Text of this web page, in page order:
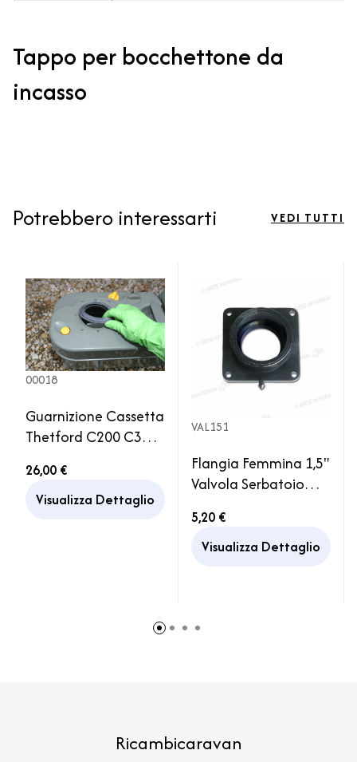
Tappo per bocchettone da
incasso
Potrebbero interessarti VEDI TUTTI
00018
Guarnizione Cassetta
Thetford C200 C300
Caravan Ricambio
Motorhome
26,00 €
Visualizza Dettaglio
VAL151
Flangia Femmina 1,5"
Valvola Serbatoio
5,20 €
Visualizza Dettaglio
Ricambicaravan